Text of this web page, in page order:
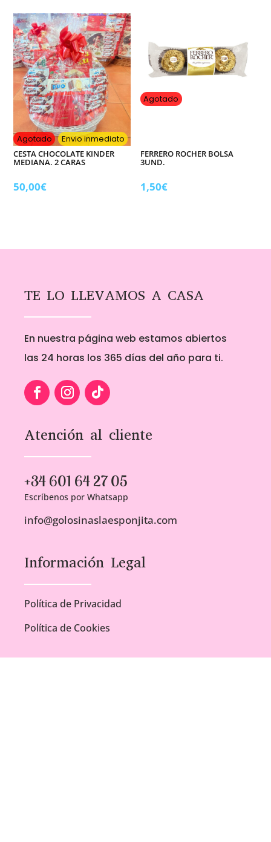
Agotado Envio inmediato
CESTA CHOCOLATE KINDER
MEDIANA. 2 CARAS
50,00€
Agotado
FERRERO ROCHER BOLSA
3UND.
1,50€
TE LO LLEVAMOS A CASA
En nuestra página web estamos abiertos
las 24 horas los 365 días del año para ti.
Atención al cliente
+34 601 64 27 05
Escríbenos por Whatsapp
info@golosinaslaesponjita.com
Información Legal
Política de Privacidad
Política de Cookies